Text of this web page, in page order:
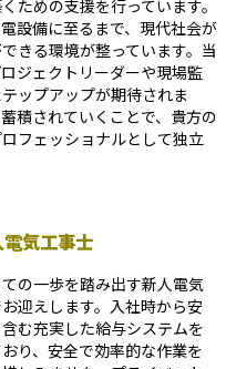
ための支援を行っています。
設備に至るまで、現代社会が
きる環境が整っています。当
ジェクトリーダーや現場監
ップアップが期待されま
積されていくことで、貴方の
フェッショナルとして独立
気工事士
の一歩を踏み出す新人電気
迎えします。入社時から安
む充実した給与システムを
り、安全で効率的な作業を